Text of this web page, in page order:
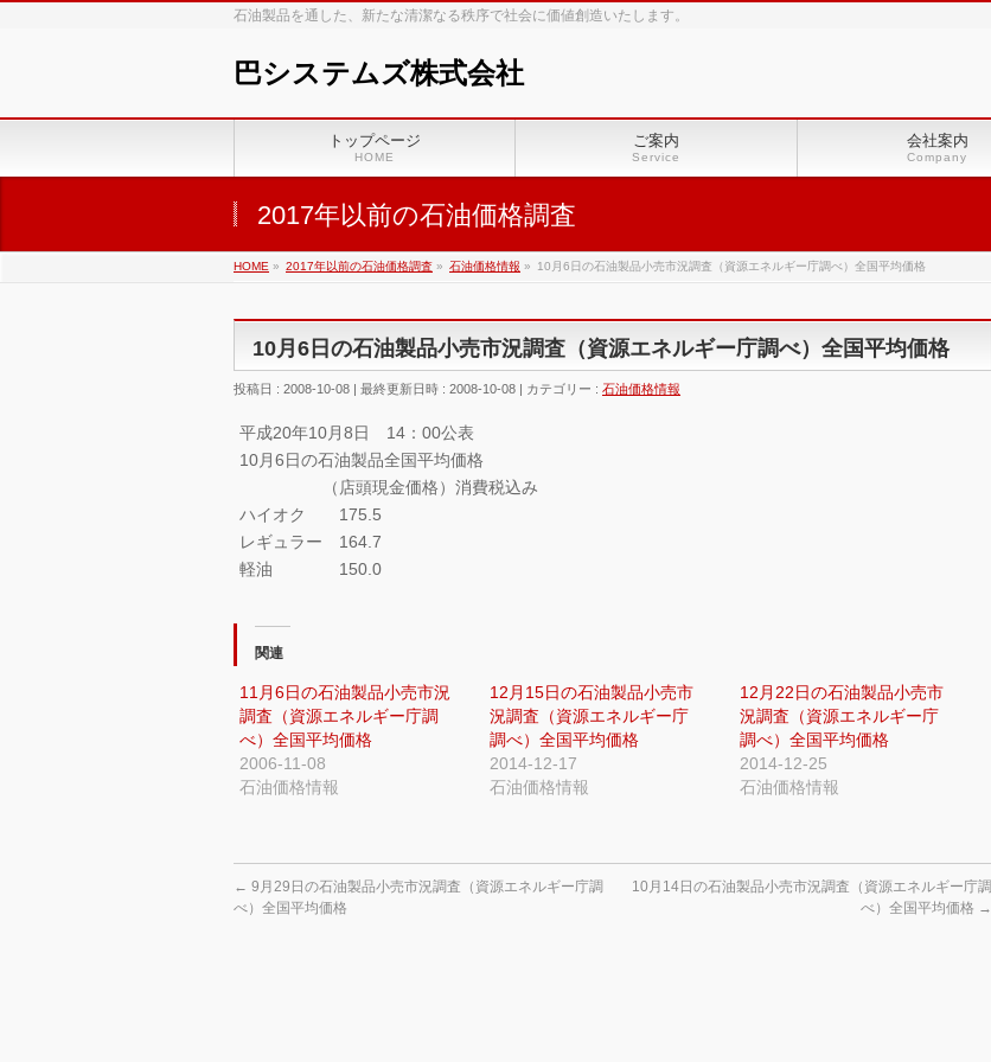
石油製品を通した、新たな清潔なる秩序で社会に価値創造いたします。
巴システムズ株式会社
トップページ
HOME
ご案内
Service
会社案内
Company
2017年以前の石油価格調査
HOME » 2017年以前の石油価格調査 » 石油価格情報 » 10月6日の石油製品小売市況調査（資源エネルギー庁調べ）全国平均価格
10月6日の石油製品小売市況調査（資源エネルギー庁調べ）全国平均価格
投稿日 : 2008-10-08 最終更新日時 : 2008-10-08 カテゴリー : 石油価格情報
平成20年10月8日 14：00公表
10月6日の石油製品全国平均価格
（店頭現金価格）消費税込み
ハイオク 175.5
レギュラー 164.7
軽油 150.0
関連
11月6日の石油製品小売市況
調査（資源エネルギー庁調
べ）全国平均価格
2006-11-08
石油価格情報
12月15日の石油製品小売市
況調査（資源エネルギー庁
調べ）全国平均価格
2014-12-17
石油価格情報
12月22日の石油製品小売市
況調査（資源エネルギー庁
調べ）全国平均価格
2014-12-25
石油価格情報
← 9月29日の石油製品小売市況調査（資源エネルギー庁調
べ）全国平均価格
10月14日の石油製品小売市況調査（資源エネルギー庁調
べ）全国平均価格 →